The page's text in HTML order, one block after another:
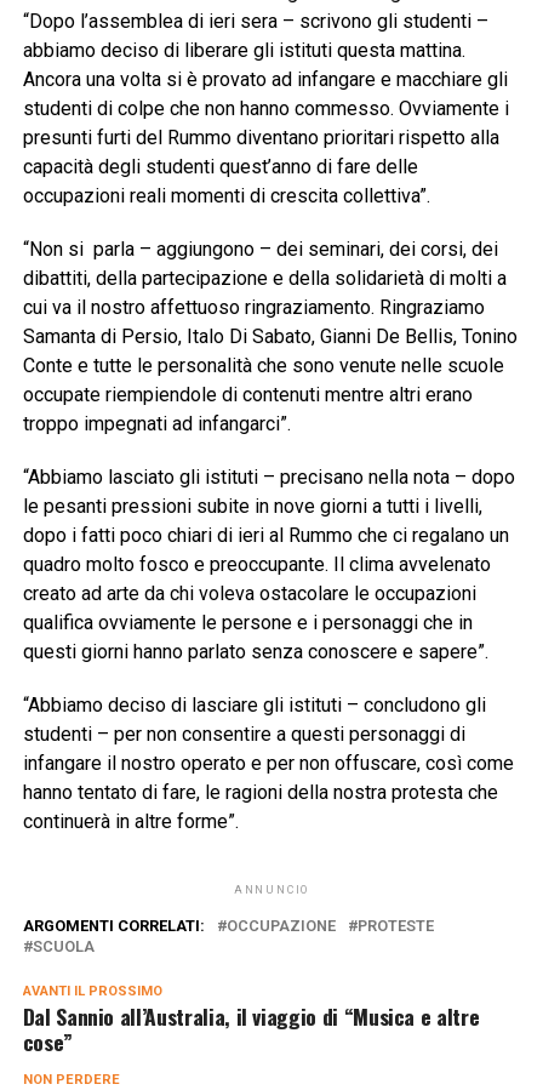
“Dopo l’assemblea di ieri sera – scrivono gli studenti –
abbiamo deciso di liberare gli istituti questa mattina.
Ancora una volta si è provato ad infangare e macchiare gli
studenti di colpe che non hanno commesso. Ovviamente i
presunti furti del Rummo diventano prioritari rispetto alla
capacità degli studenti quest’anno di fare delle
occupazioni reali momenti di crescita collettiva”.
“Non si parla – aggiungono – dei seminari, dei corsi, dei
dibattiti, della partecipazione e della solidarietà di molti a
cui va il nostro affettuoso ringraziamento. Ringraziamo
Samanta di Persio, Italo Di Sabato, Gianni De Bellis, Tonino
Conte e tutte le personalità che sono venute nelle scuole
occupate riempiendole di contenuti mentre altri erano
troppo impegnati ad infangarci”.
“Abbiamo lasciato gli istituti – precisano nella nota – dopo
le pesanti pressioni subite in nove giorni a tutti i livelli,
dopo i fatti poco chiari di ieri al Rummo che ci regalano un
quadro molto fosco e preoccupante. Il clima avvelenato
creato ad arte da chi voleva ostacolare le occupazioni
qualifica ovviamente le persone e i personaggi che in
questi giorni hanno parlato senza conoscere e sapere”.
“Abbiamo deciso di lasciare gli istituti – concludono gli
studenti – per non consentire a questi personaggi di
infangare il nostro operato e per non offuscare, così come
hanno tentato di fare, le ragioni della nostra protesta che
continuerà in altre forme”.
ANNUNCIO
ARGOMENTI CORRELATI: OCCUPAZIONE
PROTESTE
SCUOLA
AVANTI IL ​​PROSSIMO
Dal Sannio all’Australia, il viaggio di “Musica e altre
cose”
NON PERDERE